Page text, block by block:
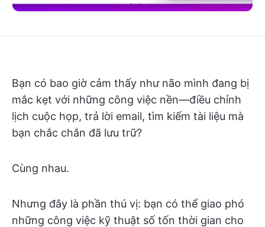
Bạn có bao giờ cảm thấy như não mình đang bị
mắc kẹt với những công việc nền—điều chỉnh
lịch cuộc họp, trả lời email, tìm kiếm tài liệu mà
bạn chắc chắn đã lưu trữ?
Cùng nhau.
Nhưng đây là phần thú vị: bạn có thể giao phó
những công việc kỹ thuật số tốn thời gian cho